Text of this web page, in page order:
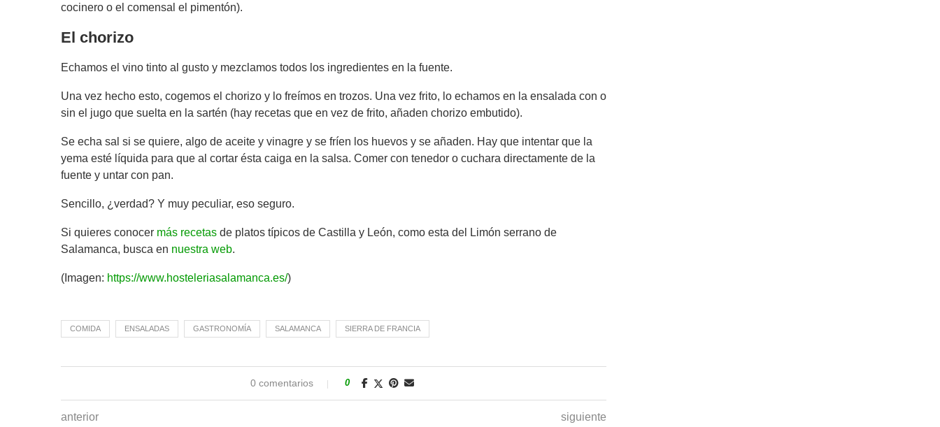
cocinero o el comensal el pimentón).
El chorizo
Echamos el vino tinto al gusto y mezclamos todos los ingredientes en la fuente.
Una vez hecho esto, cogemos el chorizo y lo freímos en trozos. Una vez frito, lo echamos en la ensalada con o
sin el jugo que suelta en la sartén (hay recetas que en vez de frito, añaden chorizo embutido).
Se echa sal si se quiere, algo de aceite y vinagre y se fríen los huevos y se añaden. Hay que intentar que la
yema esté líquida para que al cortar ésta caiga en la salsa. Comer con tenedor o cuchara directamente de la
fuente y untar con pan.
Sencillo, ¿verdad? Y muy peculiar, eso seguro.
Si quieres conocer más recetas de platos típicos de Castilla y León, como esta del Limón serrano de
Salamanca, busca en nuestra web.
(Imagen: https://www.hosteleriasalamanca.es/)
COMIDA ENSALADAS GASTRONOMÍA SALAMANCA SIERRA DE FRANCIA
0 comentarios 0
anterior siguiente